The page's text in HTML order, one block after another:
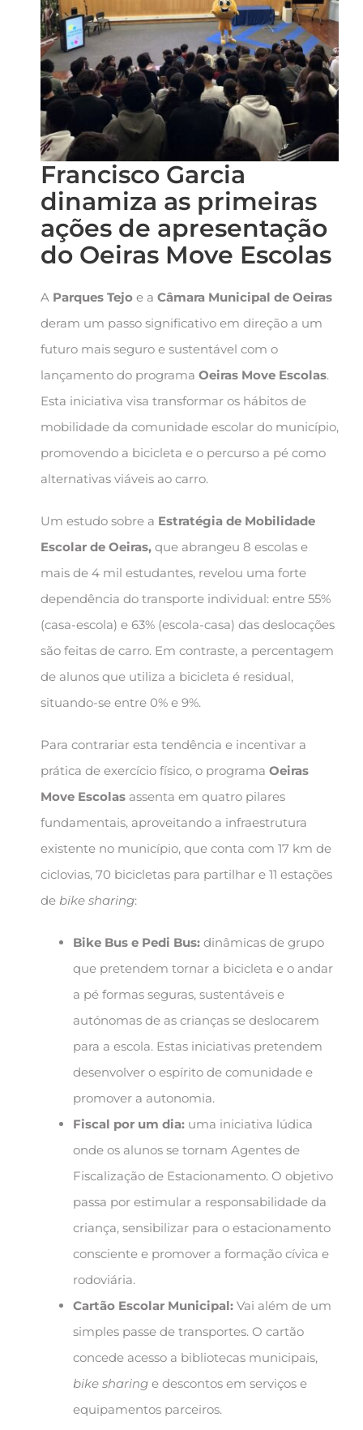
Francisco Garcia
dinamiza as primeiras
ações de apresentação
do Oeiras Move Escolas
A Parques Tejoe a Câmara Municipal de Oeiras
deram um passo significativo em direção a um
futuro mais seguro e sustentável com o
lançamento do programa Oeiras Move Escolas.
Esta iniciativa visa transformar os hábitos de
mobilidade da comunidade escolar do município,
promovendo a bicicleta e o percurso a pé como
alternativas viáveis ao carro.
Um estudo sobre a Estratégia de Mobilidade
Escolar de Oeiras,que abrangeu 8 escolas e
mais de 4 mil estudantes, revelou uma forte
dependência do transporte individual: entre 55%
(casa-escola) e 63% (escola-casa) das deslocações
são feitas de carro. Em contraste, a percentagem
de alunos que utiliza a bicicleta é residual,
situando-se entre 0% e 9%.
Para contrariar esta tendência e incentivar a
prática de exercício físico, o programa Oeiras
Move Escolasassenta em quatro pilares
fundamentais, aproveitando a infraestrutura
existente no município, que conta com 17 km de
ciclovias, 70 bicicletas para partilhar e 11 estações
de bike sharing:
Bike Bus e Pedi Bus:dinâmicas de grupo
que pretendem tornar a bicicleta e o andar
a pé formas seguras, sustentáveis e
autónomas de as crianças se deslocarem
para a escola. Estas iniciativas pretendem
desenvolver o espírito de comunidade e
promover a autonomia.
Fiscal por um dia:uma iniciativa lúdica
onde os alunos se tornam Agentes de
Fiscalização de Estacionamento. O objetivo
passa por estimular a responsabilidade da
criança, sensibilizar para o estacionamento
consciente e promover a formação cívica e
rodoviária.
Cartão Escolar Municipal:Vai além de um
simples passe de transportes. O cartão
concede acesso a bibliotecas municipais,
bike sharinge descontos em serviços e
equipamentos parceiros.